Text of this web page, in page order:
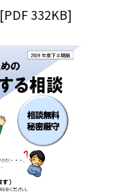
[PDF 332KB]